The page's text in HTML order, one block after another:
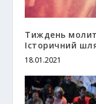
Тиждень
Історичний
18.01.2021